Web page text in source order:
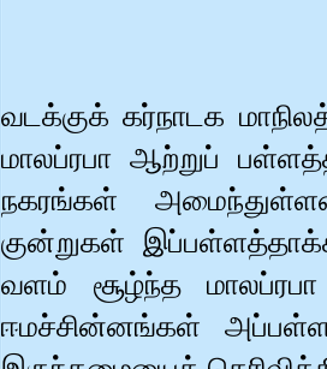
வடக்குக் கர்நாடக
மாலப்ரபா ஆற்றுப்
நகரங்கள்
குன்றுகள்
வளம் சூழ்ந்த மாலப்ரபா
ஈமச்சின்னங்கள்